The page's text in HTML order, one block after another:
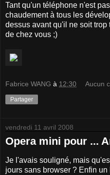
Tant qu'un téléphone n'est
chaudement à tous les
dessus avant qu'il ne soit
de chez vous ;)
Fabrice WANG à 12:30 Aucun
Partager
vendredi 11 avril 2008
Opera mini pour ...
Je l'avais souligné, mais
jours sans browser ? Enfin un